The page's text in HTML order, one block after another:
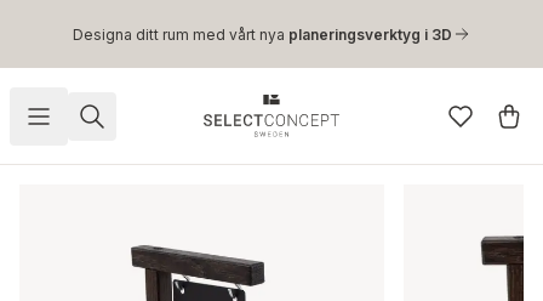
Hoppa till huvudinnehåll
Designa ditt rum med vårt nya planeringsverktyg i 3D